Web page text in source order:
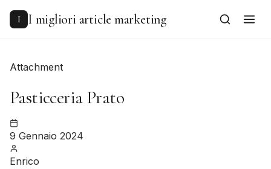
content
I I migliori article marketing
Attachment
Pasticceria Prato
9 Gennaio 2024
Enrico